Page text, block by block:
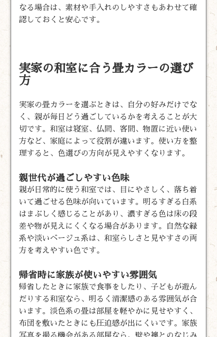
なる場合は、素材や手入れのしやすさもあわせて確
認しておくと安心です。
実家の和室に合う畳カラーの選び
方
実家の畳カラーを選ぶときは、自分の好みだけでな
く、親が毎日どう過ごしているかを考えることが大
切です。和室は寝室、仏間、客間、物置に近い使い
方など、家庭によって役割が違います。使い方を整
理すると、色選びの方向が見えやすくなります。
親世代が過ごしやすい色味
親が日常的に使う和室では、目にやさしく、落ち着
いて過ごせる色味が向いています。明るすぎる白系
はまぶしく感じることがあり、濃すぎる色は床の段
差や物が見えにくくなる場合があります。自然な緑
系や淡いベージュ系は、和室らしさと見やすさの両
方を考えやすい色です。
帰省時に家族が使いやすい雰囲気
帰省したときに家族で食事をしたり、子どもが遊ん
だりする和室なら、明るく清潔感のある雰囲気が合
います。淡色系の畳は部屋を軽やかに見せやすく、
布団を敷いたときにも圧迫感が出にくいです。家族
写真を撮る機会がある部屋なら、壁や襖とのなじみ